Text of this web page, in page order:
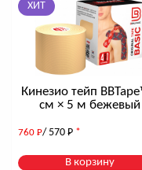
трансляции, так и
Записаться Вы
ХИТ
Кинезио тейп
см × 5 м бежевый
760 Р/ 570 Р *
В корзину